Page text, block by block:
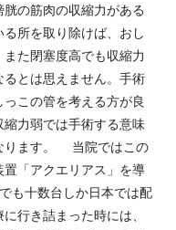
の筋肉の収縮力がある
所を取り除けば、おし
た閉塞度高でも収縮力
とは思えません。手術
この管を考える方が良
力弱では手術する意味
ります。 当院ではこの
「アクエリアス」を導
も十数台しか日本では配
行き詰まった時には、